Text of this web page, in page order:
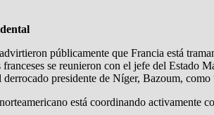
públicamente que Francia está
se reunieron con el jefe del
presidente de Níger, Bazoum, como
está coordinando activamente